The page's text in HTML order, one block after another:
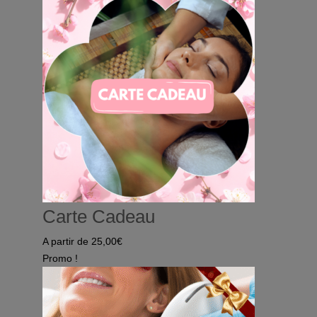
initial
était :
70,00€.
actuel
est :
50,00€.
Carte Cadeau
A partir de 25,00€
Promo !